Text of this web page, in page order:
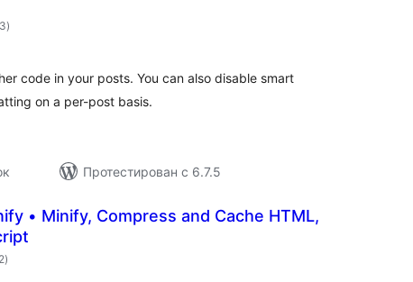
общий
рейтинг
)
code in your posts. You can also disable smart
on a per-post basis.
Протестирован с 6.7.5
• Minify, Compress and Cache HTML,
общий
рейтинг
)